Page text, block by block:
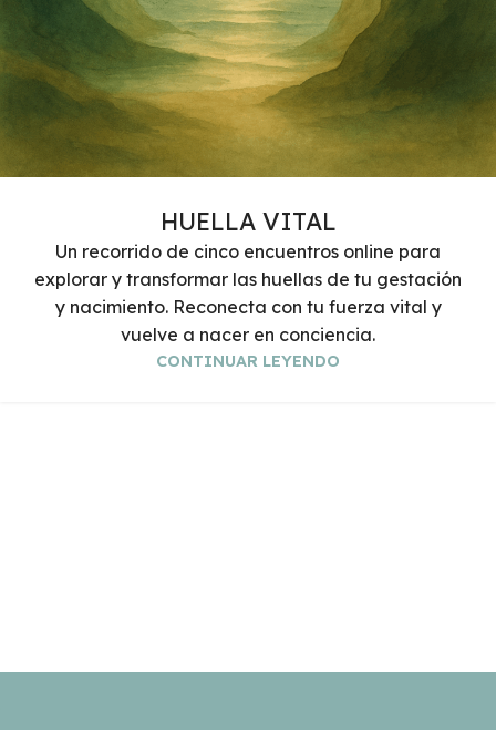
HUELLA VITAL
Un recorrido de cinco encuentros online para
explorar y transformar las huellas de tu gestación
y nacimiento. Reconecta con tu fuerza vital y
vuelve a nacer en conciencia.
CONTINUAR LEYENDO